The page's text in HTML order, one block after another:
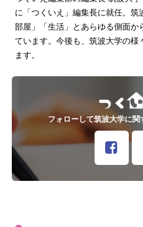
に「つくいえ」編集長に就任。筑
部屋」「生活」とあらゆる側面か
ています。今後も、筑波大学の様
ます。
フォローして筑波大学に関